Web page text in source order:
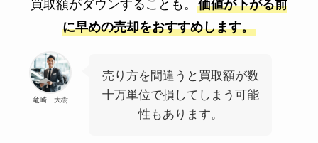
買取額がダウンすることも。 価値が下がる前
に早めの売却をおすすめします。
竜崎 大樹
売り方を間違うと買取額が数
十万単位で損してしまう可能
性もあります。